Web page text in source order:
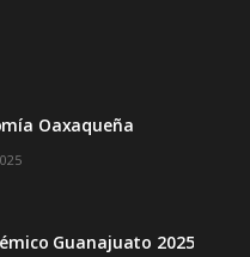
Oaxaqueña
Guanajuato 2025